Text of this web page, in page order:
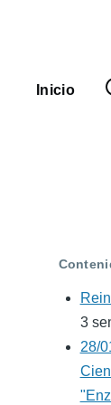
Navegación
Inicio
3
28/